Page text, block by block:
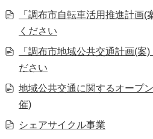
「調布市自転車活用推進計画
ください
「調布市地域公共交通計画(案
ださい
地域公共交通に関するオープ
催)
シェアサイクル事業